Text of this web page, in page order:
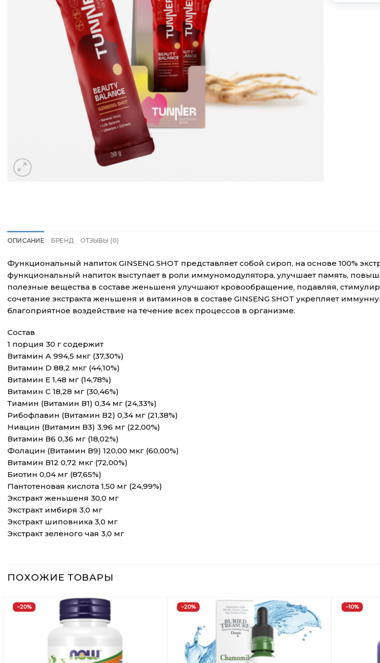
ОПИСАНИЕ БРЕНД ОТЗЫВЫ (0)
Функциональный напиток GINSENG SHOT представляет собой сироп, на основе 100%
функциональный напиток выступает в роли иммуномодулятора, улучшает память,
полезные вещества в составе женьшеня улучшают кровообращение, подавляя,
сочетание экстракта женьшеня и витаминов в составе GINSENG SHOT укрепляет
благоприятное воздействие на течение всех процессов в организме.
Состав
1 порция 30 г содержит
Витамин А 994,5 мкг (37,30%)
Витамин D 88,2 мкг (44,10%)
Витамин Е 1,48 мг (14,78%)
Витамин С 18,28 мг (30,46%)
Тиамин (Витамин В1) 0,34 мг (24,33%)
Рибофлавин (Витамин В2) 0,34 мг (21,38%)
Ниацин (Витамин В3) 3,96 мг (22,00%)
Витамин В6 0,36 мг (18,02%)
Фолацин (Витамин В9) 120,00 мкг (60,00%)
Витамин В12 0,72 мкг (72,00%)
Биотин 0,04 мг (87,65%)
Пантотеновая кислота 1,50 мг (24,99%)
Экстракт женьшеня 30,0 мг
Экстракт имбиря 3,0 мг
Экстракт шиповника 3,0 мг
Экстракт зеленого чая 3,0 мг
ПОХОЖИЕ ТОВАРЫ
−20% −20%
Добавить
в
−10%